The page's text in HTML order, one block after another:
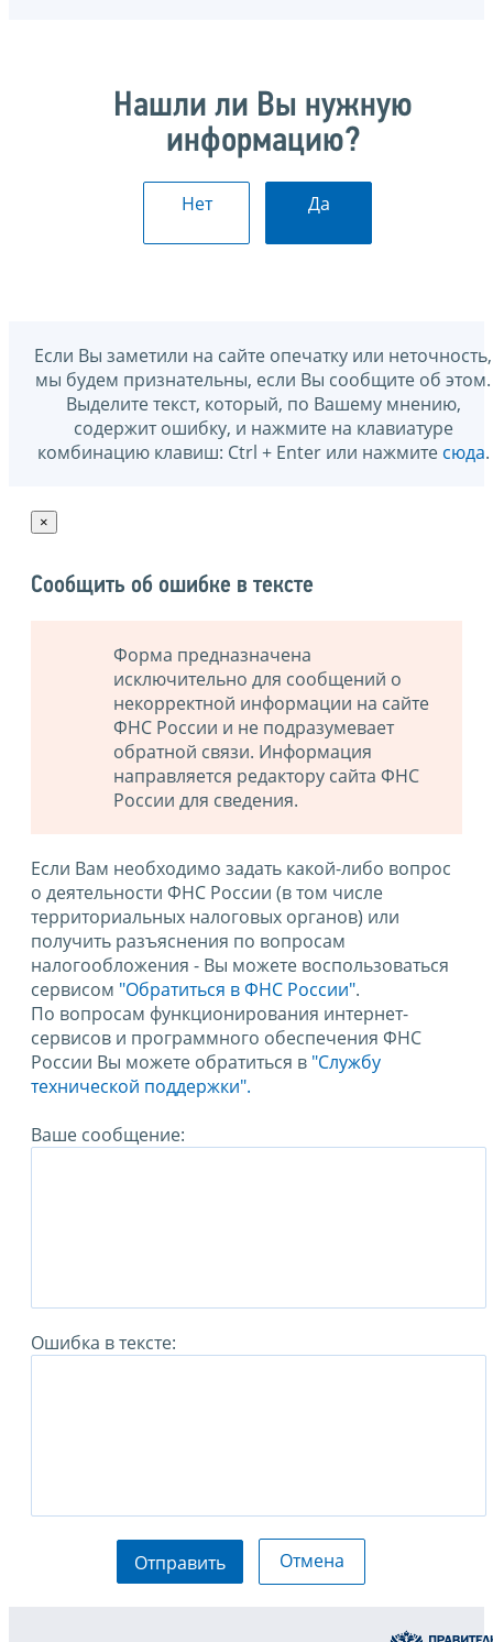
Нашли ли Вы нужную
информацию?
Нет Да
Если Вы заметили на сайте опечатку или неточность,
мы будем признательны, если Вы сообщите об этом.
Выделите текст, который, по Вашему мнению,
содержит ошибку, и нажмите на клавиатуре
комбинацию клавиш: Ctrl + Enter или нажмите сюда.
×
Сообщить об ошибке в тексте
Форма предназначена
исключительно для сообщений о
некорректной информации на сайте
ФНС России и не подразумевает
обратной связи. Информация
направляется редактору сайта ФНС
России для сведения.
Если Вам необходимо задать какой-либо вопрос
о деятельности ФНС России (в том числе
территориальных налоговых органов) или
получить разъяснения по вопросам
налогообложения - Вы можете воспользоваться
сервисом "Обратиться в ФНС России".
По вопросам функционирования интернет-
сервисов и программного обеспечения ФНС
России Вы можете обратиться в "Службу
технической поддержки".
Ваше сообщение:
Ошибка в тексте:
Отправить Отмена